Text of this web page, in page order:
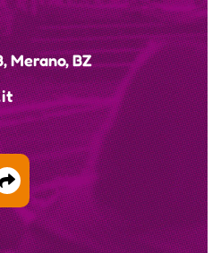
Merano, BZ